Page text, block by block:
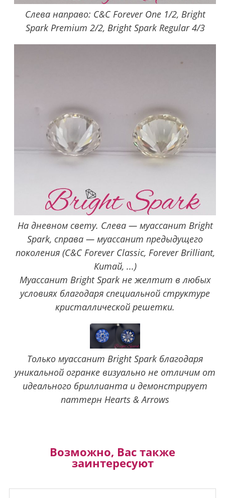
Слева направо: C&C Forever One 1/2, Bright
Spark Premium 2/2, Bright Spark Regular 4/3
На дневном свету. Слева — муассанит Bright
Spark, справа — муассанит предыдущего
поколения (C&C Forever Classic, Forever Brilliant,
Китай, ...)
Муассанит Bright Spark не желтит в любых
условиях благодаря специальной структуре
кристаллической решетки.
Только муассанит Bright Spark благодаря
уникальной огранке визуально не отличим от
идеального бриллианта и демонстрирует
паттерн Hearts & Arrows
Возможно, Вас также
заинтересуют